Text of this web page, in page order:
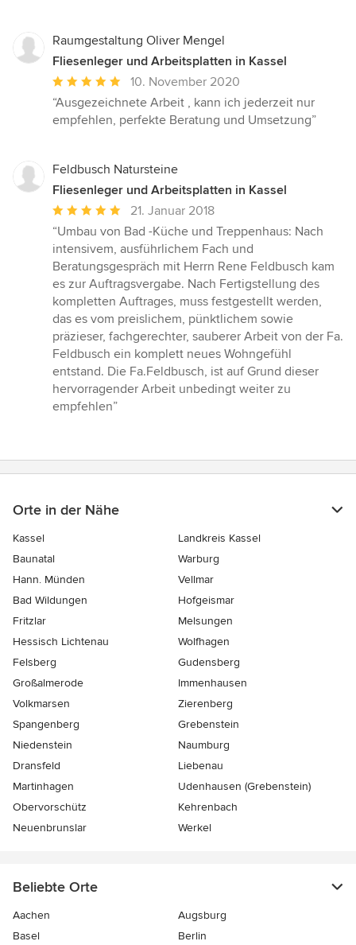
Raumgestaltung Oliver Mengel
Fliesenleger und Arbeitsplatten in Kassel
Durchschnittliche
Bewertung:
5
Sternen
10. November 2020
“Ausgezeichnete Arbeit , kann ich jederzeit nur
empfehlen, perfekte Beratung und Umsetzung”
Feldbusch Natursteine
Fliesenleger und Arbeitsplatten in Kassel
Durchschnittliche
Bewertung:
5
von
5
Sternen
21. Januar 2018
“Umbau von Bad -Küche und Treppenhaus: Nach
intensivem, ausführlichem Fach und
Beratungsgespräch mit Herrn Rene Feldbusch kam
es zur Auftragsvergabe. Nach Fertigstellung des
kompletten Auftrages, muss festgestellt werden,
das es vom preislichem, pünktlichem sowie
präzieser, fachgerechter, sauberer Arbeit von der Fa.
Feldbusch ein komplett neues Wohngefühl
entstand. Die Fa.Feldbusch, ist auf Grund dieser
hervorragender Arbeit unbedingt weiter zu
empfehlen”
Orte in der Nähe
Kassel
Landkreis Kassel
Baunatal
Warburg
Hann. Münden
Vellmar
Bad Wildungen
Hofgeismar
Fritzlar
Melsungen
Hessisch Lichtenau
Wolfhagen
Felsberg
Gudensberg
Großalmerode
Immenhausen
Volkmarsen
Zierenberg
Spangenberg
Grebenstein
Niedenstein
Naumburg
Dransfeld
Liebenau
Martinhagen
Udenhausen (Grebenstein)
Obervorschütz
Kehrenbach
Neuenbrunslar
Werkel
Beliebte Orte
Aachen
Augsburg
Basel
Berlin